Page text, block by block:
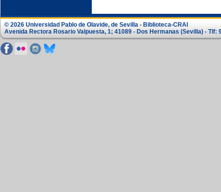
© 2026 Universidad Pablo de Olavide, de Sevilla - Biblioteca-CRAI
Avenida Rectora Rosario Valpuesta, 1; 41089 - Dos Hermanas (Sevilla) - Tlf: